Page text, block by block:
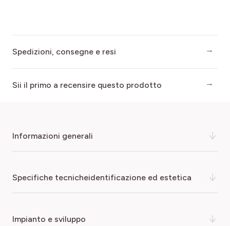
Spedizioni, consegne e resi
Sii il primo a recensire questo prodotto
informazioni generali
Fruits allongés, la peau est lisse de couleur blanche, la
specifiche tecnicheidentificazione ed estetica
COLORE DEL FIORE
impianto e sviluppo